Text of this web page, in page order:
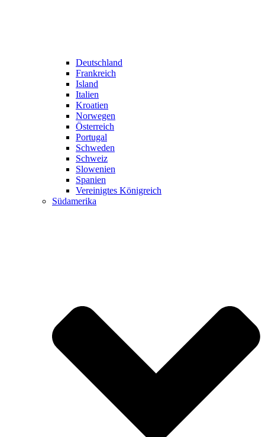
Deutschland
Frankreich
Island
Italien
Kroatien
Norwegen
Österreich
Portugal
Schweden
Schweiz
Slowenien
Spanien
Vereinigtes Königreich
Südamerika